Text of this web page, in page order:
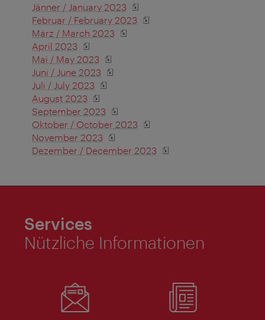
Jänner / January 2023
Februar / February 2023
März / March 2023
April 2023
Mai / May 2023
Juni / June 2023
Juli / July 2023
August 2023
September 2023
Oktober / October 2023
November 2023
Dezember / December 2023
Services
Nützliche Informationen